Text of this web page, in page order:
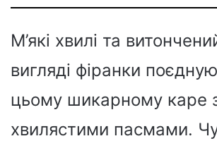
М’які хвилі та
вигляді фіранки
цьому шикарному каре
хвилястими пасмами.